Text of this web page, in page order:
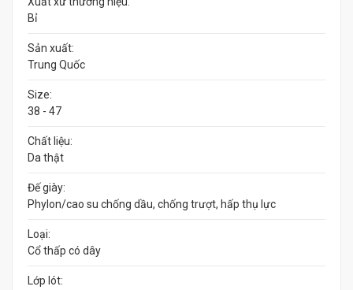
Bỉ
Sản xuất:
Trung Quốc
Size:
38 - 47
Chất liệu:
Da thật
Đế giày:
Phylon/cao su chống dầu, chống trượt, hấp thụ lực
Loại:
Cổ thấp có dây
Lớp lót: